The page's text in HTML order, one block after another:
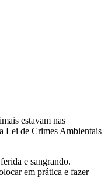
estavam nas
Lei de Crimes Ambientais
e sangrando.
em prática e fazer